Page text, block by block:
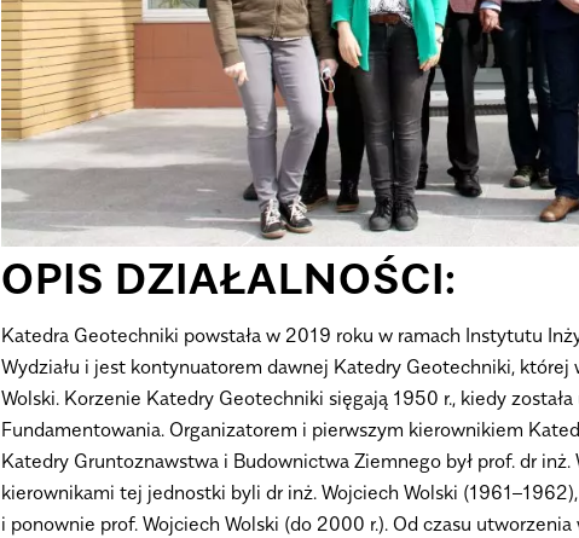
OPIS DZIAŁALNOŚCI:
Katedra Geotechniki powstała w 2019 roku w ramach Instytutu
Wydziału i jest kontynuatorem dawnej Katedry Geotechniki,
Wolski. Korzenie Katedry Geotechniki sięgają 1950 r., kiedy
Fundamentowania. Organizatorem i pierwszym kierownikiem
Katedry Gruntoznawstwa i Budownictwa Ziemnego był prof. dr inż.
kierownikami tej jednostki byli dr inż. Wojciech Wolski
i ponownie prof. Wojciech Wolski (do 2000 r.). Od czasu